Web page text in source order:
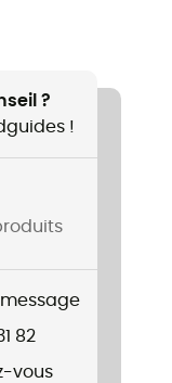
?
!
82
vous